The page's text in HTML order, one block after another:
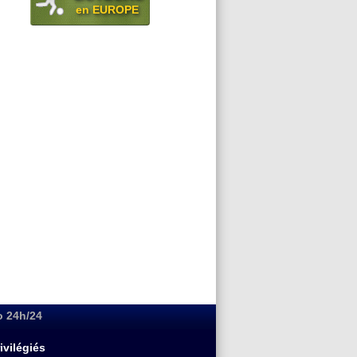
en EUROPE
24h/24